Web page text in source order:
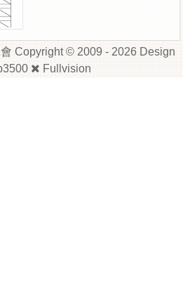
Copyright © 2009 - 2026 Design
Fullvision